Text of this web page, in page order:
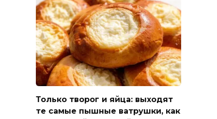
Только творог и яйца: выходят
те самые пышные ватрушки, как